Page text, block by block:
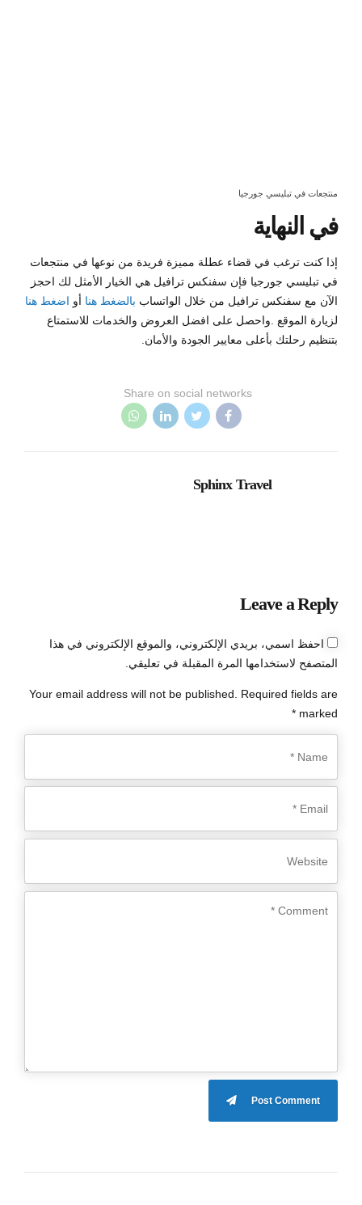
منتجعات في تبليسي جورجيا
في النهاية
إذا كنت ترغب في قضاء عطلة مميزة فريدة من نوعها في منتجعات
في تبليسي جورجيا فإن سفنكس ترافيل هي الخيار الأمثل لك احجز
الآن مع سفنكس ترافيل من خلال الواتساب بالضغط هنا أو اضغط هنا
لزيارة الموقع .واحصل على افضل العروض والخدمات للاستمتاع
بتنظيم رحلتك بأعلى معايير الجودة والأمان.
Share on social networks
Sphinx Travel
Leave a Reply
Your email address will not be published. Required fields are
marked *
احفظ اسمي، بريدي الإلكتروني، والموقع الإلكتروني في هذا
المتصفح لاستخدامها المرة المقبلة في تعليقي.
Post Comment